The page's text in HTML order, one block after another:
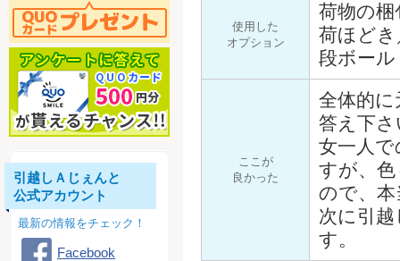
使用した
オプション
荷物の梱
荷ほど
段ボー
ここが
良かった
全体的
答え下
女一人
すが、
ので、
次に引
す。
引越しＡじぇんと
公式アカウント
最新の情報をチェック！
Facebook